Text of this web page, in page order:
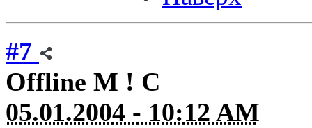
#7
Offline M ! C
05.01.2004 - 10:12 AM